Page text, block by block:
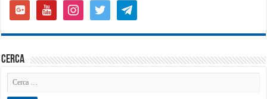
google-
plus-
youtube instagramtwitter telegram
cerca